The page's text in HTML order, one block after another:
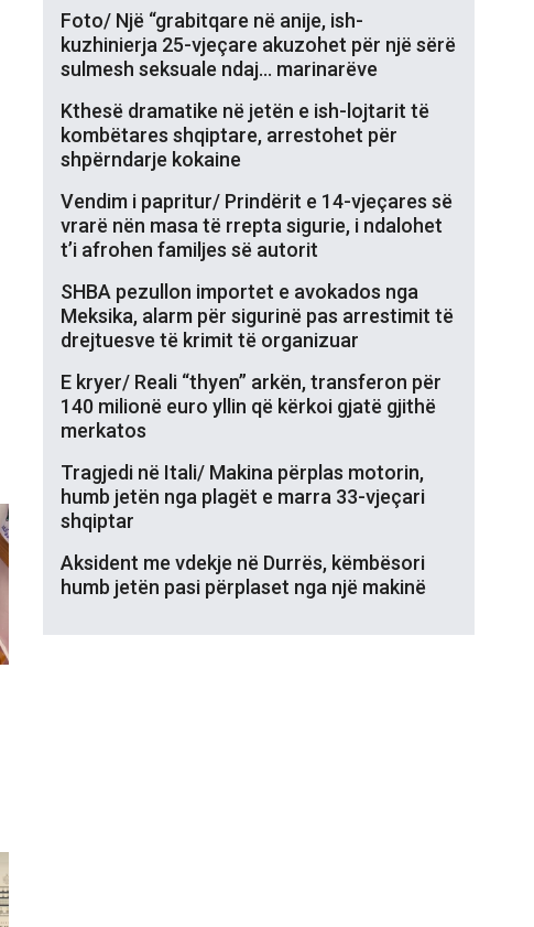
Foto/ Një “grabitqare në anije, ish-
kuzhinierja 25-vjeçare akuzohet për një sërë
sulmesh seksuale ndaj… marinarëve
Kthesë dramatike në jetën e ish-lojtarit të
kombëtares shqiptare, arrestohet për
shpërndarje kokaine
Vendim i papritur/ Prindërit e 14-vjeçares së
vrarë nën masa të rrepta sigurie, i ndalohet
t’i afrohen familjes së autorit
SHBA pezullon importet e avokados nga
Meksika, alarm për sigurinë pas arrestimit të
drejtuesve të krimit të organizuar
E kryer/ Reali “thyen” arkën, transferon për
140 milionë euro yllin që kërkoi gjatë gjithë
merkatos
Tragjedi në Itali/ Makina përplas motorin,
humb jetën nga plagët e marra 33-vjeçari
shqiptar
Aksident me vdekje në Durrës, këmbësori
humb jetën pasi përplaset nga një makinë